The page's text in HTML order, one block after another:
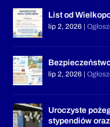
List od
lip 2, 2026 |
lip 2, 2026 |
Uroczyste
stypendiów